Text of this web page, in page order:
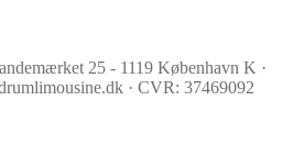
25 - 1119 København K ·
· CVR: 37469092